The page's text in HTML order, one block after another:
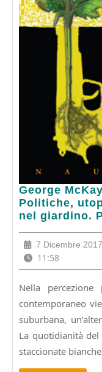
George
Politiche,
nel giardino.
George
McKay:
RADICAL
Politiche,
utopia,
ribellione
e
nel
giardino.
Pagine
152,
€
7 Dicembre 2017
11:58
Nella
contemporaneo
suburbana,
La quotidianità
staccionate bianche